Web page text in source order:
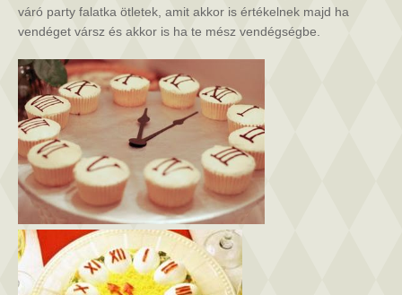
váró party falatka ötletek, amit akkor is értékelnek majd ha
vendéget vársz és akkor is ha te mész vendégségbe.